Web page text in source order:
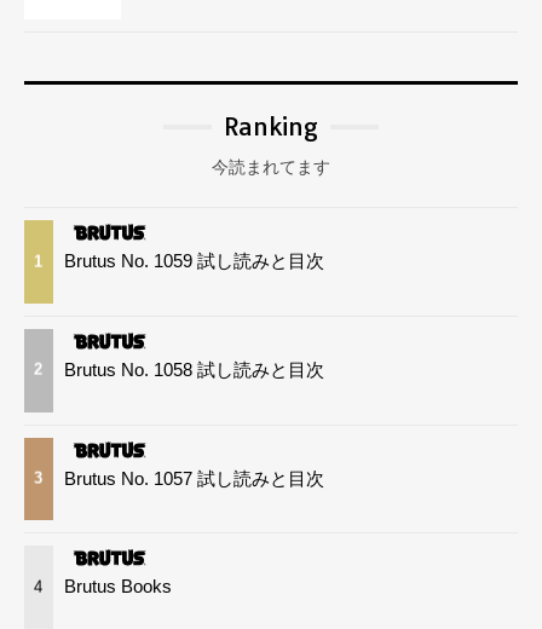
Ranking
今読まれてます
1 Brutus No. 1059 試し読みと目次
2 Brutus No. 1058 試し読みと目次
3 Brutus No. 1057 試し読みと目次
4 Brutus Books